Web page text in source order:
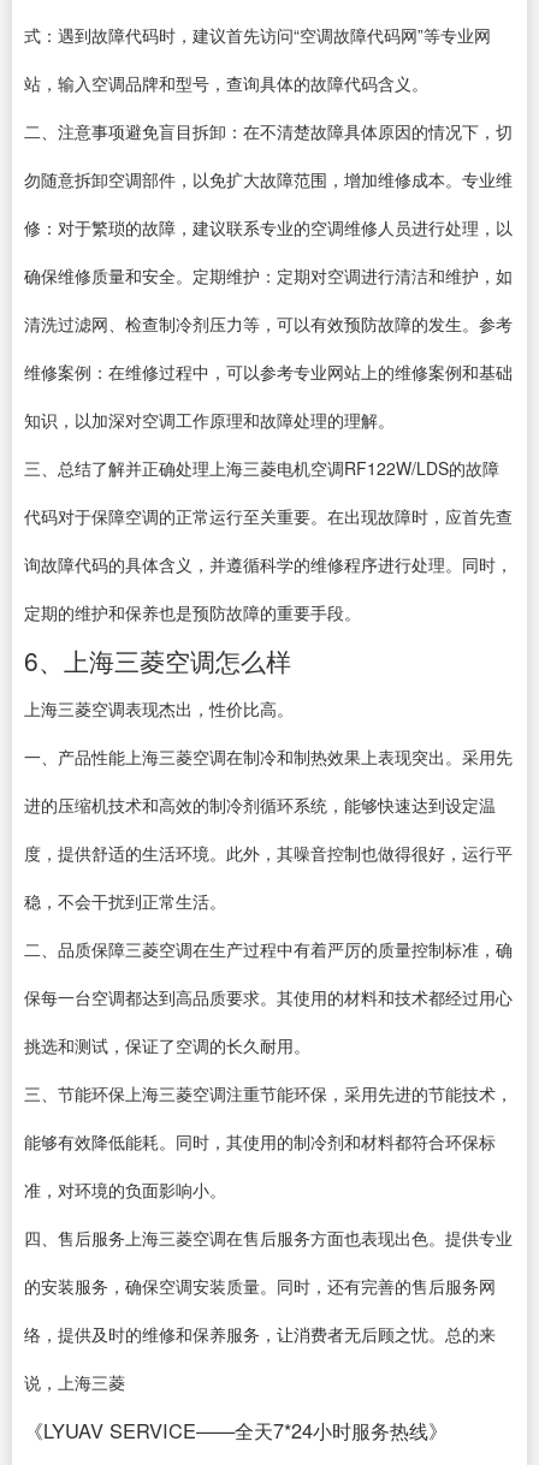
式：遇到故障代码时，建议首先访问“空调故障代码网”等专业网
站，输入空调品牌和型号，查询具体的故障代码含义。
二、注意事项避免盲目拆卸：在不清楚故障具体原因的情况下，切
勿随意拆卸空调部件，以免扩大故障范围，增加维修成本。专业维
修：对于繁琐的故障，建议联系专业的空调维修人员进行处理，以
确保维修质量和安全。定期维护：定期对空调进行清洁和维护，如
清洗过滤网、检查制冷剂压力等，可以有效预防故障的发生。参考
维修案例：在维修过程中，可以参考专业网站上的维修案例和基础
知识，以加深对空调工作原理和故障处理的理解。
三、总结了解并正确处理上海三菱电机空调RF122W/LDS的故障
代码对于保障空调的正常运行至关重要。在出现故障时，应首先查
询故障代码的具体含义，并遵循科学的维修程序进行处理。同时，
定期的维护和保养也是预防故障的重要手段。
6、上海三菱空调怎么样
上海三菱空调表现杰出，性价比高。
一、产品性能上海三菱空调在制冷和制热效果上表现突出。采用先
进的压缩机技术和高效的制冷剂循环系统，能够快速达到设定温
度，提供舒适的生活环境。此外，其噪音控制也做得很好，运行平
稳，不会干扰到正常生活。
二、品质保障三菱空调在生产过程中有着严厉的质量控制标准，确
保每一台空调都达到高品质要求。其使用的材料和技术都经过用心
挑选和测试，保证了空调的长久耐用。
三、节能环保上海三菱空调注重节能环保，采用先进的节能技术，
能够有效降低能耗。同时，其使用的制冷剂和材料都符合环保标
准，对环境的负面影响小。
四、售后服务上海三菱空调在售后服务方面也表现出色。提供专业
的安装服务，确保空调安装质量。同时，还有完善的售后服务网
络，提供及时的维修和保养服务，让消费者无后顾之忧。总的来
说，上海三菱
《LYUAV SERVICE——全天7*24小时服务热线》